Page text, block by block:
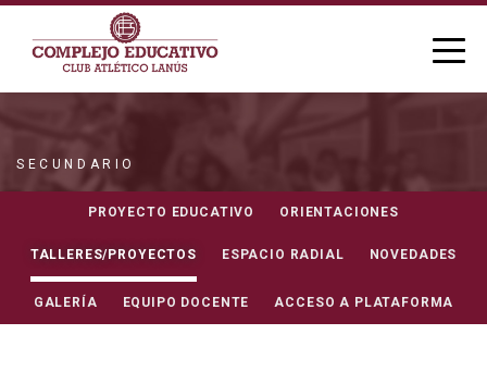
SECUNDARIO
TALLERESPROYECTO EDUCATIVO ORIENTACIONES
TALLERES/PROYECTOS ESPACIO RADIAL NOVEDADES
GALERÍA EQUIPO DOCENTE ACCESO A PLATAFORMA